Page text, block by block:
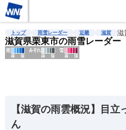
雨雲レーダー 台風情報 地震情報
トップ 雨雪レーダー 近畿 滋賀 滋
滋賀県栗東市の雨雪レーダー
【滋賀の雨雲概況】目
ん